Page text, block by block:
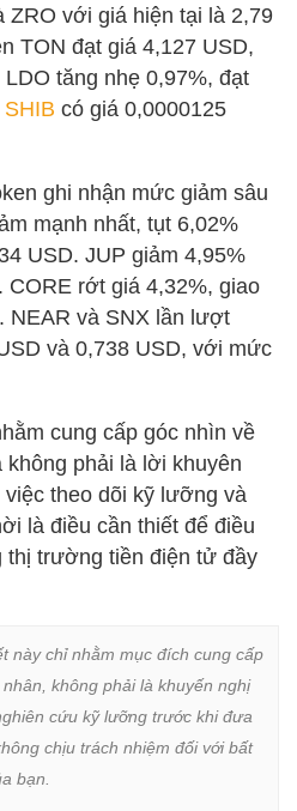
ZRO với giá hiện tại là 2,79
TON đạt giá 4,127 USD,
tăng nhẹ 0,97%, đạt
SHIB có giá 0,0000125
ghi nhận mức giảm sâu
mạnh nhất, tụt 6,02%
USD. JUP giảm 4,95%
CORE rớt giá 4,32%, giao
NEAR và SNX lần lượt
và 0,738 USD, với mức
cung cấp góc nhìn về
phải là lời khuyên
theo dõi kỹ lưỡng và
là điều cần thiết để điều
thị trường tiền điện tử đầy
này chỉ nhằm mục đích cung cấp
không phải là khuyến nghị
cứu kỹ lưỡng trước khi đưa
chịu trách nhiệm đối với bất
bạn.